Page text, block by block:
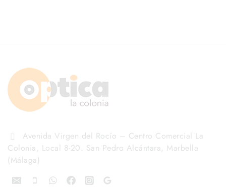
Avenida Virgen del Rocío – Centro Comercial La
Colonia, Local 8-20. San Pedro Alcántara, Marbella
(Málaga)